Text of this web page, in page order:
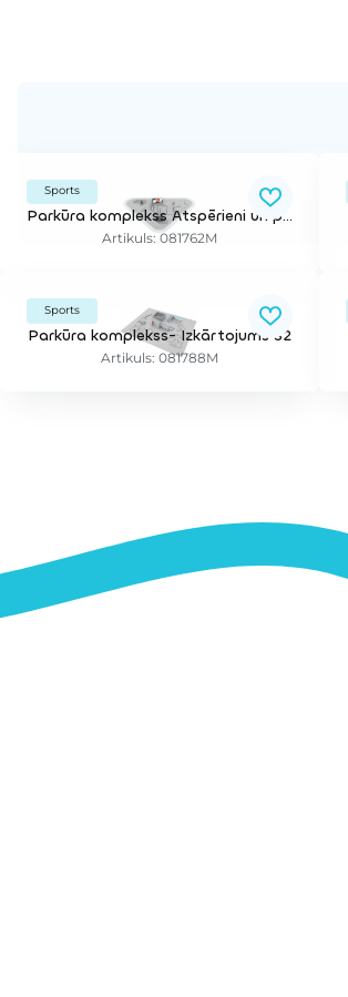
Sports
Parkūra komplekss Atspērieni un precizitāte
Artikuls: 081762M
Sports
Parkūra komplekss- Izkārtojums S2
Artikuls: 081788M